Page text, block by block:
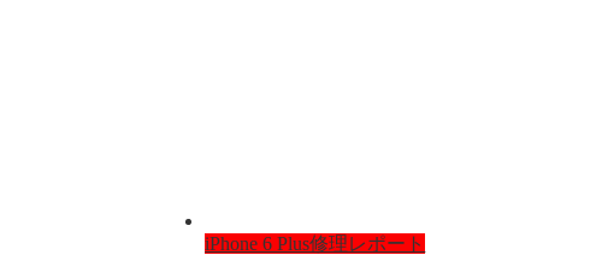
iPhone 6 Plus修理レポート